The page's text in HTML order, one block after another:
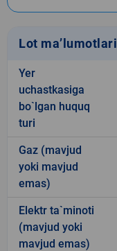
Lot ma’lumotlari
Yer
uchastkasiga
bo`lgan huquq
turi
Gaz (mavjud
yoki mavjud
emas)
Elektr ta`minoti
(mavjud yoki
mavjud emas)